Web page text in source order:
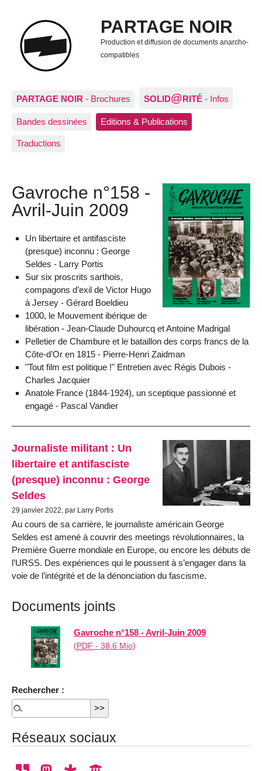
PARTAGE NOIR
Production et diffusion de documents anarcho-
compatibles
PARTAGE NOIR - Brochures SOLID@RITÉ - Infos
Bandes dessinées Editions & Publications
Traductions
Gavroche n°158 -
Avril-Juin 2009
Un libertaire et antifasciste
(presque) inconnu : George
Seldes - Larry Portis
Sur six proscrits sarthois,
compagons d’exil de Victor Hugo
à Jersey - Gérard Boeldieu
1000, le Mouvement ibérique de
libération - Jean-Claude Duhourcq et Antoine Madrigal
Pelletier de Chambure et le bataillon des corps francs de la
Côte-d’Or en 1815 - Pierre-Henri Zaidman
"Tout film est politique !" Entretien avec Régis Dubois -
Charles Jacquier
Anatole France (1844-1924), un sceptique passionné et
engagé - Pascal Vandier
Journaliste militant : Un
libertaire et antifasciste
(presque) inconnu : George
Seldes
29 janvier 2022, par Larry Portis
Au cours de sa carrière, le journaliste américain George
Seldes est amené à couvrir des meetings révolutionnaires, la
Première Guerre mondiale en Europe, ou encore les débuts de
l’URSS. Des expériences qui le poussent à s’engager dans la
voie de l’intégrité et de la dénonciation du fascisme.
Documents joints
Gavroche n°158 - Avril-Juin 2009
(PDF - 38.6 Mio)
Rechercher :
Réseaux sociaux